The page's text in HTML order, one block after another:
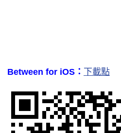
Between for iOS： 下載點